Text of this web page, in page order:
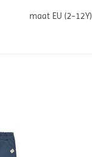
maat EU (2-12Y)